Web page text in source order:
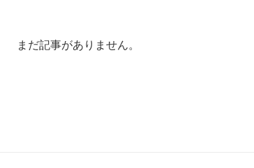
まだ記事がありません。